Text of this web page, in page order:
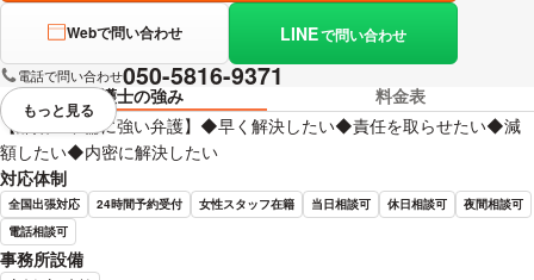
Webで問い合わせ LINEで問い合わせ
電話で問い合わせ050-5816-9371
弁護士の強み
料金表
【離婚・不倫に強い弁護】◆早く解決したい◆責任を取らせたい◆減
額したい◆内密に解決したい
対応体制
全国出張対応 24時間予約受付 女性スタッフ在籍 当日相談可 休日相談可
夜間相談可
電話相談可
事務所設備
視覚的に省略されている要素を
もっと見る